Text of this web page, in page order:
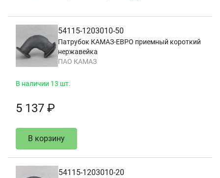
54115-1203010-50
Патрубок КАМАЗ-ЕВРО приемный короткий
нержавейка
ПАО КАМАЗ
В наличии 13 шт.
5 137 ₽
В корзину
54115-1203010-20